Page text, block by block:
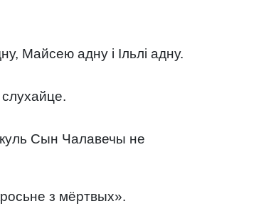
Майсею адну і Ільлі адну.
Сын Чалавечы не
з мёртвых».